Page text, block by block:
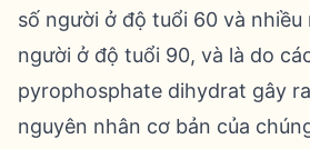
số người ở độ tuổi 60 và
người ở độ tuổi 90, và là do
pyrophosphate dihydrat gây
nguyên nhân cơ bản của